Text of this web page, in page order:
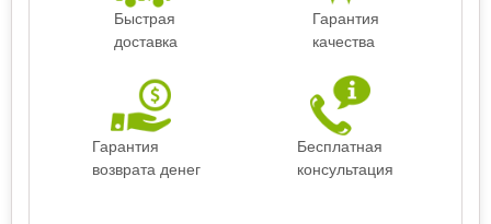
Быстрая
доставка
Гарантия
качества
Гарантия
возврата денег
Бесплатная
консультация